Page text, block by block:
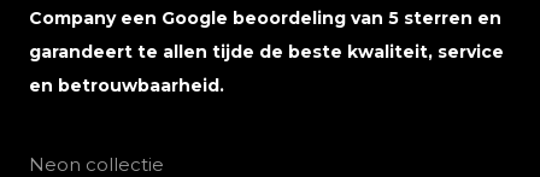
Company een Google beoordeling van 5 sterren en
garandeert te allen tijde de beste kwaliteit, service
en betrouwbaarheid.
Neon collectie